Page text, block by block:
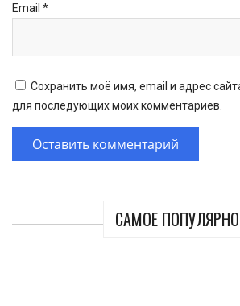
САМОЕ
Email *
Сохранить моё имя, email и адрес
для последующих моих комментариев.